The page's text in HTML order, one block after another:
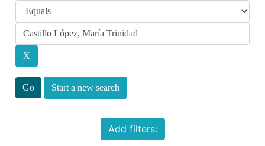
Start a new search
Add filters: